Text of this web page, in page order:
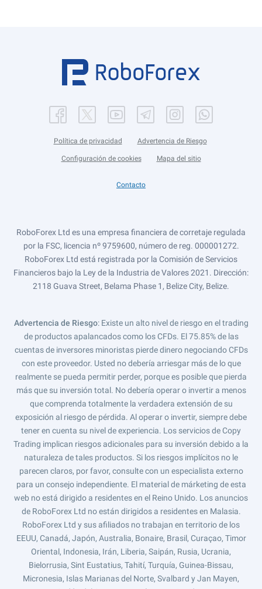
Política de privacidad Advertencia de Riesgo
Configuración de cookies Mapa del sitio
Contacto
RoboForex Ltd es una empresa financiera de corretaje regulada
por la FSC, licencia nº 9759600, número de reg. 000001272.
RoboForex Ltd está registrada por la Comisión de Servicios
Financieros bajo la Ley de la Industria de Valores 2021. Dirección:
2118 Guava Street, Belama Phase 1, Belize City, Belize.
Advertencia de Riesgo: Existe un alto nivel de riesgo en el trading
de productos apalancados como los CFDs. El 75.85% de las
cuentas de inversores minoristas pierde dinero negociando CFDs
con este proveedor. Usted no debería arriesgar más de lo que
realmente se pueda permitir perder, porque es posible que pierda
más que su inversión total. No debería operar o invertir a menos
que comprenda totalmente la verdadera extensión de su
exposición al riesgo de pérdida. Al operar o invertir, siempre debe
tener en cuenta su nivel de experiencia. Los servicios de Copy
Trading implican riesgos adicionales para su inversión debido a la
naturaleza de tales productos. Si los riesgos implícitos no le
parecen claros, por favor, consulte con un especialista externo
para un consejo independiente. El material de márketing de esta
web no está dirigido a residentes en el Reino Unido. Los anuncios
de RoboForex Ltd no están dirigidos a residentes en Malasia.
RoboForex Ltd y sus afiliados no trabajan en territorio de los
EEUU, Canadá, Japón, Australia, Bonaire, Brasil, Curaçao, Timor
Oriental, Indonesia, Irán, Liberia, Saipán, Rusia, Ucrania,
Bielorrusia, Sint Eustatius, Tahití, Turquía, Guinea-Bissau,
Micronesia, Islas Marianas del Norte, Svalbard y Jan Mayen,